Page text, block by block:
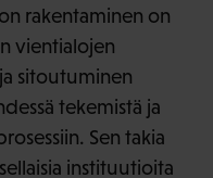
rakentaminen on
vientialojen
sitoutuminen
tekemistä ja
Sen takia
instituutioita